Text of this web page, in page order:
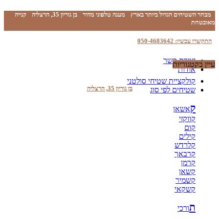
מבחר השטיחים הגדול ביותר בארץ מענה טלפוני מהיר בן גוריון 35, הרצליה
קנייה
מאובטחת
התקשרו עכשיו: 050-4683642
יצירת קשר
אודות
בן גוריון 35, הרצליה
עיין בקטגוריות
קולקציית שטיחי סולטני
שטיחים לפי סוג
קאשאן
קווקזי
קום
קילים
קלרדש
קרבאך
קרמן
קשאן
קשמיר
קשקאי
תורכי